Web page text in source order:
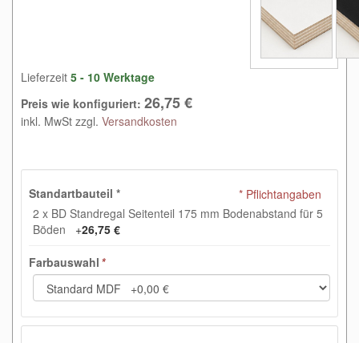
Lieferzeit 5 - 10 Werktage
Preis wie konfiguriert: 26,75 €
inkl. MwSt zzgl. Versandkosten
Standartbauteil *
2 x BD Standregal Seitenteil 175 mm Bodenabstand für 5
Böden +26,75 €
Farbauswahl *
* Pflichtangaben